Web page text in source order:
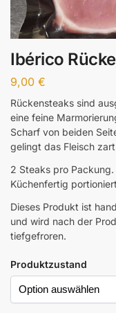
Ibérico
9,00 €
Rückensteaks sind
eine feine
Scharf von beiden
gelingt das Fleisch
2 Steaks pro
Küchenfertig
Dieses Produkt ist
und wird nach der
tiefgefroren.
Produktzustand